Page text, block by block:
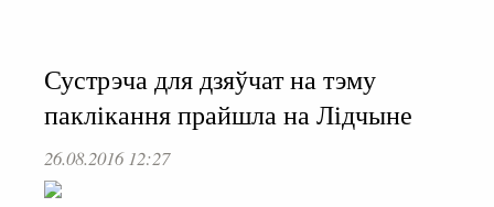
Сустрэча для дзяўчат на тэму
паклікання прайшла на Лідчыне
26.08.2016 12:27